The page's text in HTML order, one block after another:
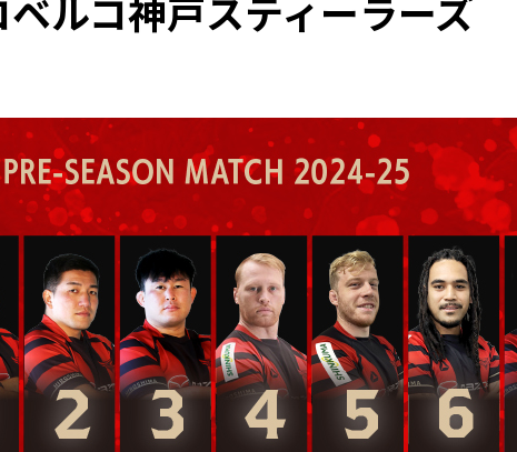
ベルコ神戸スティーラーズ